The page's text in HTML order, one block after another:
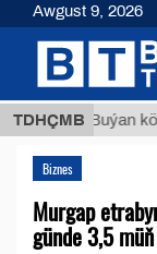
TDHÇMB
Buýan köküniň
Biznes
Murgap
günde 3,5
Awgust 9, 2026